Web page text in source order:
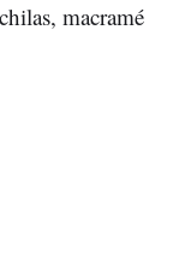
macramé